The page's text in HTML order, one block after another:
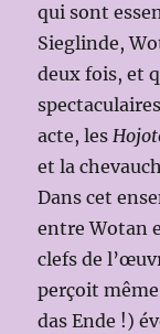
qui sont
Sieglinde,
deux fois, et
acte, les
et la
Dans cet
entre Wotan
clefs de
perçoit même
das Ende !)